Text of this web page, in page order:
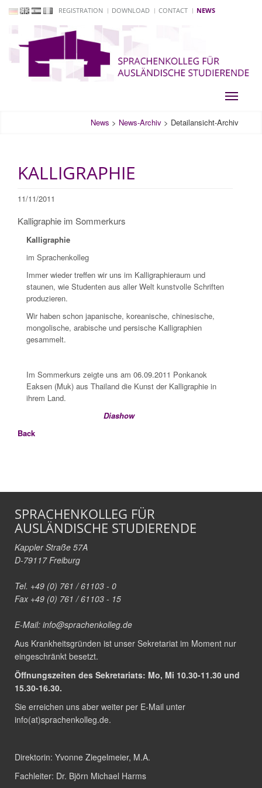
REGISTRATION DOWNLOAD CONTACT NEWS
Toggle
News > News-Archiv > Detailansicht-Archiv
KALLIGRAPHIE
11/11/2011
Kalligraphie im Sommerkurs
Kalligraphie
im Sprachenkolleg
Immer wieder treffen wir uns im Kalligraphieraum und
staunen, wie Studenten aus aller Welt kunstvolle Schriften
produzieren.
Wir haben schon japanische, koreanische, chinesische,
mongolische, arabische und persische Kalligraphien
gesammelt.
Im Sommerkurs zeigte uns am 06.09.2011 Ponkanok
Eaksen (Muk) aus Thailand die Kunst der Kalligraphie in
ihrem Land.
Diashow
Back
SPRACHENKOLLEG FÜR
AUSLÄNDISCHE STUDIERENDE
Kappler Straße 57A
D-79117 Freiburg
Tel. +49 (0) 761 / 61103 - 0
Fax +49 (0) 761 / 61103 - 15
E-Mail: info@sprachenkolleg.de
Aus Krankheitsgründen ist unser Sekretariat im Moment nur
eingeschränkt besetzt.
Öffnungszeiten des Sekretariats: Mo, Mi 10.30-11.30 und
15.30-16.30.
Sie erreichen uns aber weiter per E-Mail unter
info(at)sprachenkolleg.de.
Direktorin: Yvonne Ziegelmeier, M.A.
Fachleiter: Dr. Björn Michael Harms